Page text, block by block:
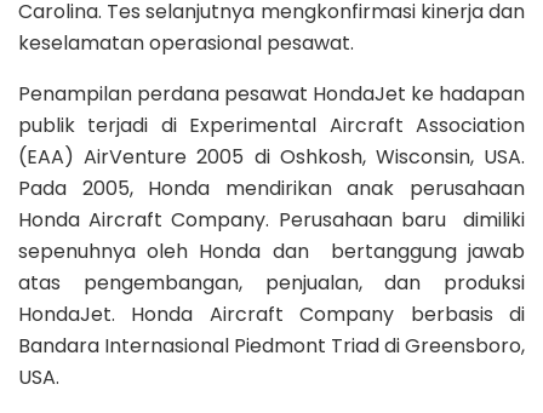
Carolina. Tes selanjutnya mengkonfirmasi kinerja dan
keselamatan operasional pesawat.
Penampilan perdana pesawat HondaJet ke hadapan
publik terjadi di Experimental Aircraft Association
(EAA) AirVenture 2005 di Oshkosh, Wisconsin, USA.
Pada 2005, Honda mendirikan anak perusahaan
Honda Aircraft Company. Perusahaan baru dimiliki
sepenuhnya oleh Honda dan bertanggung jawab
atas pengembangan, penjualan, dan produksi
HondaJet. Honda Aircraft Company berbasis di
Bandara Internasional Piedmont Triad di Greensboro,
USA.